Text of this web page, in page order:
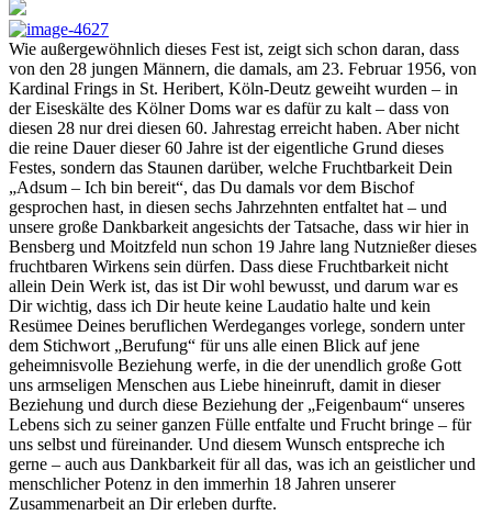
Wie außergewöhnlich dieses Fest ist, zeigt sich schon daran, dass
von den 28 jungen Männern, die damals, am 23. Februar 1956, von
Kardinal Frings in St. Heribert, Köln-Deutz geweiht wurden – in
der Eiseskälte des Kölner Doms war es dafür zu kalt – dass von
diesen 28 nur drei diesen 60. Jahrestag erreicht haben. Aber nicht
die reine Dauer dieser 60 Jahre ist der eigentliche Grund dieses
Festes, sondern das Staunen darüber, welche Fruchtbarkeit Dein
„Adsum – Ich bin bereit“, das Du damals vor dem Bischof
gesprochen hast, in diesen sechs Jahrzehnten entfaltet hat – und
unsere große Dankbarkeit angesichts der Tatsache, dass wir hier in
Bensberg und Moitzfeld nun schon 19 Jahre lang Nutznießer dieses
fruchtbaren Wirkens sein dürfen. Dass diese Fruchtbarkeit nicht
allein Dein Werk ist, das ist Dir wohl bewusst, und darum war es
Dir wichtig, dass ich Dir heute keine Laudatio halte und kein
Resümee Deines beruflichen Werdeganges vorlege, sondern unter
dem Stichwort „Berufung“ für uns alle einen Blick auf jene
geheimnisvolle Beziehung werfe, in die der unendlich große Gott
uns armseligen Menschen aus Liebe hineinruft, damit in dieser
Beziehung und durch diese Beziehung der „Feigenbaum“ unseres
Lebens sich zu seiner ganzen Fülle entfalte und Frucht bringe – für
uns selbst und füreinander. Und diesem Wunsch entspreche ich
gerne – auch aus Dankbarkeit für all das, was ich an geistlicher und
menschlicher Potenz in den immerhin 18 Jahren unserer
Zusammenarbeit an Dir erleben durfte.